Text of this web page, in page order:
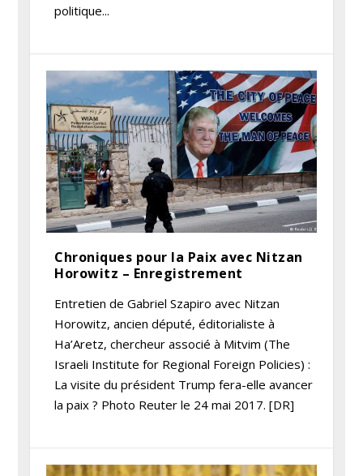
politique...
Chroniques pour la Paix avec Nitzan
Horowitz – Enregistrement
Entretien de Gabriel Szapiro avec Nitzan
Horowitz, ancien député, éditorialiste à
Ha’Aretz, chercheur associé à Mitvim (The
Israeli Institute for Regional Foreign Policies) :
La visite du président Trump fera-elle avancer
la paix ? Photo Reuter le 24 mai 2017. [DR]